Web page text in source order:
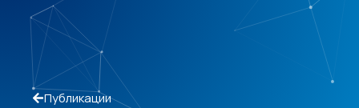
Публикации